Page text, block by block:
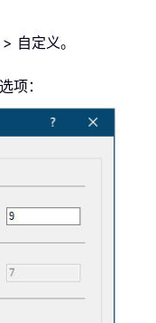
自定义。
项：